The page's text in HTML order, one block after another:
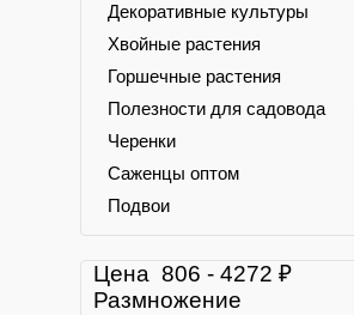
Декоративные культуры
Хвойные растения
Горшечные растения
Полезности для садовода
Черенки
Саженцы оптом
Подвои
Цена 806 - 4272 ₽
Размножение